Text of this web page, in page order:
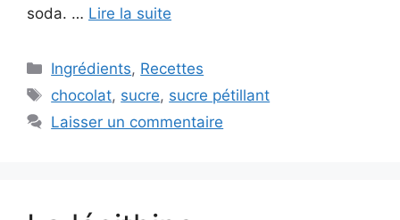
soda. … Lire la suite
Catégories
Ingrédients, Recettes
Étiquettes
chocolat, sucre, sucre pétillant
Laisser un commentaire